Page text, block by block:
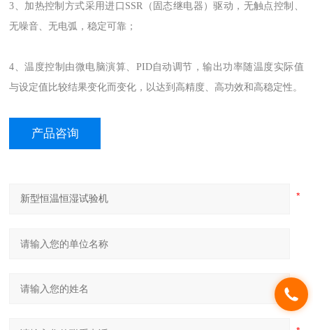
3、加热控制方式采用进口SSR（固态继电器）驱动，无触点控制、
无噪音、无电弧，稳定可靠；
4、温度控制由微电脑演算、PID自动调节，输出功率随温度实际值
与设定值比较结果变化而变化，以达到高精度、高功效和高稳定性。
产品咨询